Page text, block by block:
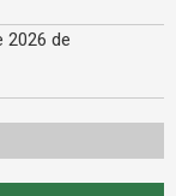
2026 de